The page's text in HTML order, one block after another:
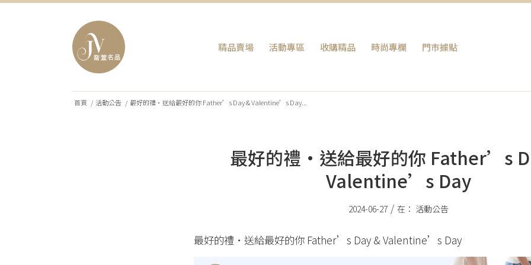
精品賣場 活動專區 收購精品 時尚專欄 門巿據點
首頁 / 活動公告 / 最好的禮•送給最好的你 Father’s Day & Valentine’s Day...
最好的禮•送給最好的你 Father’s
Valentine’s Day
2024-06-27 / 在： 活動公告
最好的禮•送給最好的你 Father’s Day & Valentine’s Day